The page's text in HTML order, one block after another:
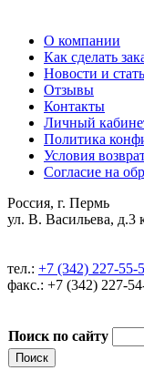
О компании
Как сделать
Новости и
Отзывы
Контакты
Личный
Политика
Условия
Согласие на
Россия, г. Пермь
ул. В. Васильева, д.3
тел.: +7 (342) 227-55-
факс.: +7 (342) 227-
Поиск по сайту